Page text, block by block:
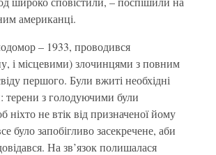
американці.
– 1933, проводився
і місцевими) злочинцями з повним
першого. Були вжиті необхідні
терени з голодуючими були
ніхто не втік від призначеної йому
було запобігливо засекречене, аби
На зв’язок полишалася